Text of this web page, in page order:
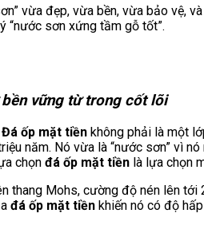
vừa đẹp, vừa bền, vừa bảo vệ,
“nước sơn xứng tầm gỗ tốt”.
bền vững từ trong cốt lõi
Đá ốp mặt tiền không phải là một
năm. Nó vừa là “nước sơn” vì
chọn đá ốp mặt tiền là lựa chọn
thang Mohs, cường độ nén lên
đá ốp mặt tiền khiến nó có độ